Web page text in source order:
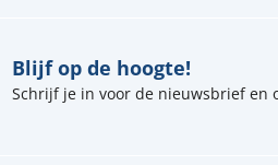
Blijf op de hoogte!
Schrijf je in voor de nieuwsbrief en